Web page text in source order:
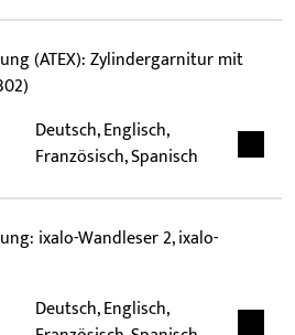
(ATEX): Zylindergarnitur mit
Deutsch, Englisch,
Französisch, Spanisch
ixalo-Wandleser 2, ixalo-
Deutsch, Englisch,